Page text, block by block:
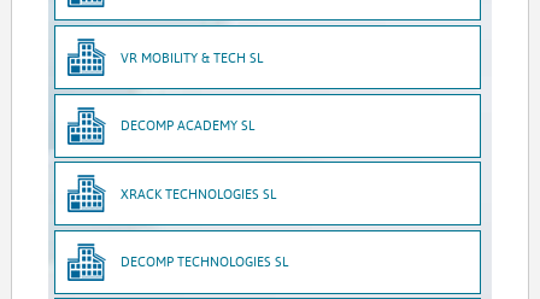
VR MOBILITY & TECH SL
DECOMP ACADEMY SL
XRACK TECHNOLOGIES SL
DECOMP TECHNOLOGIES SL